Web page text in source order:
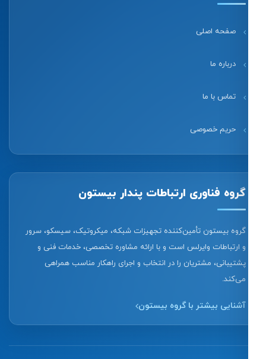
صفحه اصلی
درباره ما
تماس با ما
حریم خصوصی
گروه فناوری ارتباطات پندار بیستون
گروه بیستون تأمین‌کننده تجهیزات شبکه، میکروتیک، سیسکو، سرور
و ارتباطات وایرلس است و با ارائه مشاوره تخصصی، خدمات فنی و
پشتیبانی، مشتریان را در انتخاب و اجرای راهکار مناسب همراهی
می‌کند.
آشنایی بیشتر با گروه بیستون